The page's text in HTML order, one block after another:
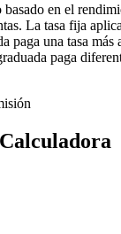
en el
La tasa fija
paga una tasa más
paga